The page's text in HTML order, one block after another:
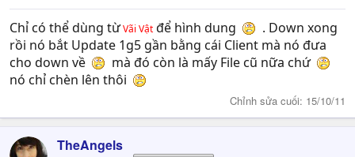
e
r
Chỉ có thể dùng từVãi Vật để hình dung
. Down xong
rồi nó bắt Update 1g5 gần bằng cái Client mà nó đưa
cho down về
mà đó còn là mấy File cũ nữa chứ
nó chỉ chèn lên thôi
Chỉnh sửa cuối: 15/10/11
TheAngels